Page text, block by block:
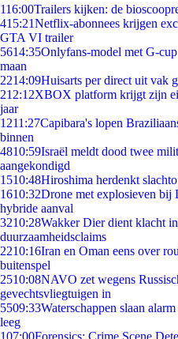
116:00Trailers kijken: de
415:21Netflix-abonnees krijgen
GTA VI trailer
5614:35Onlyfans-model met G-
maan
2214:09Huisarts per direct uit vak
212:12XBOX platform krijgt zijn
jaar
1211:27Capibara's lopen
binnen
4810:59Israël meldt dood twee
aangekondigd
1510:48Hiroshima herdenkt
1610:32Drone met explosieven bij
hybride aanval
3210:28Wakker Dier dient klacht
duurzaamheidsclaims
2210:16Iran en Oman eens over
buitenspel
2510:08NAVO zet wegens
gevechtsvliegtuigen in
5509:33Waterschappen slaan
leeg
107:00Forensics: Crime Scene